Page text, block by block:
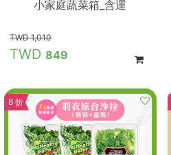
小家庭蔬菜箱_含運
1,010
849
8 折